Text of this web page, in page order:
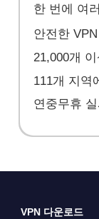
한 번에 여
안전한 VPN
21,000개
111개 지역
연중무휴
VPN 다운로드